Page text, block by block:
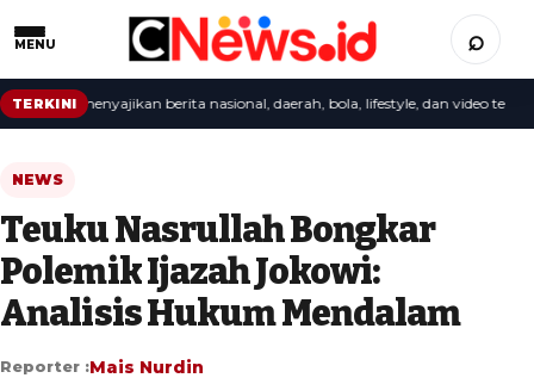
MENU ⌕
TERKINI
menyajikan berita nasional, daerah, bola, lifestyle, dan video terbaru.
NEWS
Teuku Nasrullah Bongkar
Polemik Ijazah Jokowi:
Analisis Hukum Mendalam
Reporter :Mais Nurdin